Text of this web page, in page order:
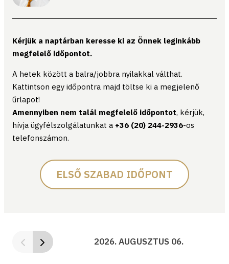
Kérjük a naptárban keresse ki az Önnek leginkább
megfelelő időpontot.
A hetek között a balra/jobbra nyilakkal válthat.
Kattintson egy időpontra majd töltse ki a megjelenő
űrlapot!
Amennyiben nem talál megfelelő időpontot, kérjük,
hívja ügyfélszolgálatunkat a +36 (20) 244-2936-os
telefonszámon.
ELSŐ SZABAD IDŐPONT
2026. AUGUSZTUS 06.